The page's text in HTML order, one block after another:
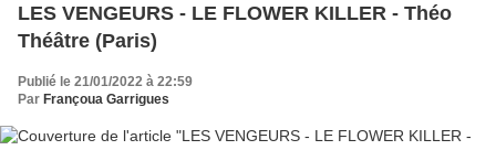
LES VENGEURS - LE FLOWER KILLER - Théo
Théâtre (Paris)
Publié le 21/01/2022 à 22:59
Par Françoua Garrigues